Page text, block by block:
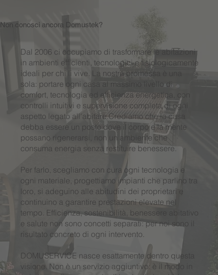
Non conosci ancora Domustek?
Dal 2006 ci occupiamo di trasformare le abitazioni
in ambienti efficienti, tecnologici e fisiologicamente
ideali per chi li vive. La nostra promessa è una
sola: portare ogni casa al massimo livello di
comfort, tecnologia ed efficienza energetica, con
controlli intuitivi e supervisione completa di ogni
aspetto legato all'abitare.Crediamo che la casa
debba essere un posto dove il corpo e la mente
possano rigenerarsi, non un ambiente che
consuma energia senza restituire benessere.
Per farlo, scegliamo con cura ogni tecnologia e
ogni materiale, progettiamo impianti che parlino tra
loro, si adeguino alle abitudini dei proprietari e
continuino a garantire prestazioni elevate nel
tempo. Efficienza, sostenibilità, benessere abitativo
e salute non sono concetti separati: per noi sono il
risultato concreto di ogni intervento.
DOMUSERVICE nasce esattamente dentro questa
visione. Non è un servizio aggiuntivo: è il modo in